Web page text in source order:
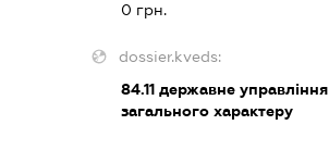
0 грн.
dossier.kveds:
84.11державне управління
загального характеру